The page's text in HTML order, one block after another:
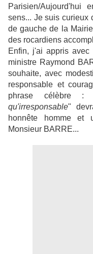
Parisien/Aujourd'hui
sens... Je suis curieux
de gauche de la
des rocardiens
Enfin, j'ai appris
ministre Raymond
souhaite, avec
responsable et
phrase célèbre :
qu'irresponsable"
honnête homme et
Monsieur BARRE...